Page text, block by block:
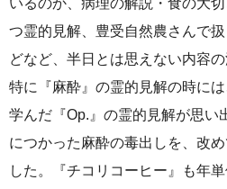
いるのか、病理の解説・食の大
つ霊的見解、豊受自然農さんで
どなど、半日とは思えない内容
特に『麻酔』の霊的見解の時に
学んだ『Op.』の霊的見解が思い
につかった麻酔の毒出しを、改
した。『チコリコーヒー』も年